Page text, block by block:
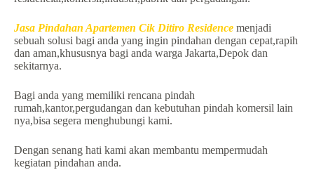
Jasa Pindahan Apartemen Cik Ditiro Residence menjadi
sebuah solusi bagi anda yang ingin pindahan dengan cepat,rapih
dan aman,khususnya bagi anda warga Jakarta,Depok dan
sekitarnya.
Bagi anda yang memiliki rencana pindah
rumah,kantor,pergudangan dan kebutuhan pindah komersil lain
nya,bisa segera menghubungi kami.
Dengan senang hati kami akan membantu mempermudah
kegiatan pindahan anda.